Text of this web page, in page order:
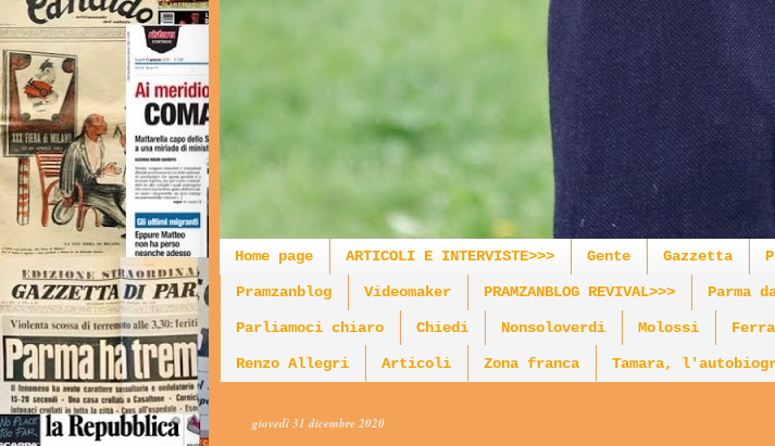
Home page ARTICOLI E INTERVISTE>>> Gente Gazzetta
Pramzanblog Videomaker PRAMZANBLOG REVIVAL>>> Parma
Parliamoci chiaro Chiedi Nonsoloverdi Molossi
Renzo Allegri Articoli Zona franca Tamara,
giovedì 31 dicembre 2020